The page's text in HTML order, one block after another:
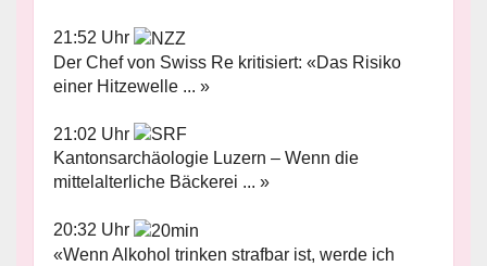
21:52 Uhr
Der Chef von Swiss Re kritisiert: «Das Risiko
einer Hitzewelle ... »
21:02 Uhr
Kantonsarchäologie Luzern – Wenn die
mittelalterliche Bäckerei ... »
20:32 Uhr
«Wenn Alkohol trinken strafbar ist, werde ich